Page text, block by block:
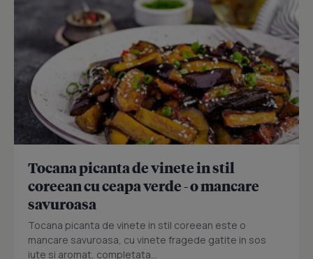
Tocana picanta de vinete in stil
coreean cu ceapa verde - o mancare
savuroasa
Tocana picanta de vinete in stil coreean este o
mancare savuroasa, cu vinete fragede gatite in sos
iute si aromat, completata...